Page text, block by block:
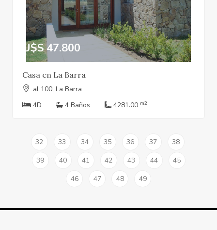
U$S 47.800
Casa en La Barra
al 100, La Barra
4D
4 Baños 4281.00 m2
32 33 34 35 36 37
38
39
40 41 42 43 44
45
46
47 48 49